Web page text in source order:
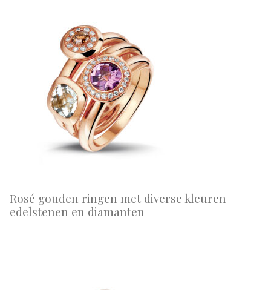
Rosé gouden ringen met diverse kleuren
edelstenen en diamanten